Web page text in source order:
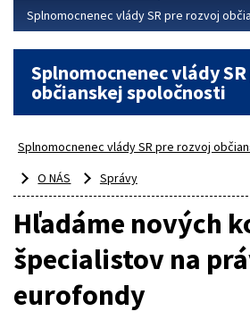
Splnomocnenec vlády SR pre rozvoj
Splnomocnenec vlády
občianskej spoločnosti
Splnomocnenec vlády SR pre rozvoj
O NÁS
Správy
Hľadáme nových
špecialistov na
eurofondy